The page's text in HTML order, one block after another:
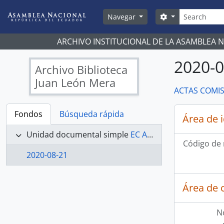
Navegar
Búsqueda
Search options
ARCHIVO INSTITUCIONAL DE LA ASAMBLEA
Archivo Biblioteca
Juan León Mera
Fondos
Búsqueda rápida
Unidad documental simple EC AN ABJLM COMISIONES LEGISLATIVAS PERMANENTES - ACTAS COMISIÓN DE JUSTICIA Y ESTRUCTURA DEL ESTADO 2019-2021
2020-08-21
2020-
ACTAS
Área de
Código
Área de